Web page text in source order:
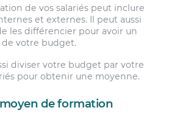
de vos salariés peut inclure
et externes. Il peut aussi
les différencier pour avoir un
votre budget.
diviser votre budget par votre
pour obtenir une moyenne.
moyen de formation